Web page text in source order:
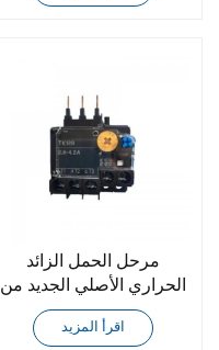
مرحل الحمل الزائد
الحراري الأصلي الجديد من
فوجي TK12B-1P4
TK12W-1P7
اقرأ المزيد